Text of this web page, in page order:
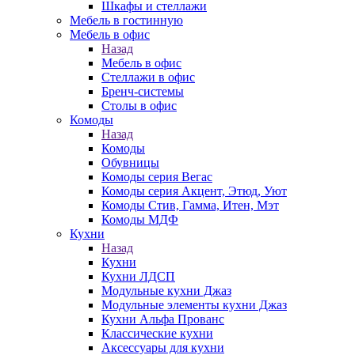
Шкафы и стеллажи
Мебель в гостинную
Мебель в офис
Назад
Мебель в офис
Стеллажи в офис
Бренч-системы
Столы в офис
Комоды
Назад
Комоды
Обувницы
Комоды серия Вегас
Комоды серия Акцент, Этюд, Уют
Комоды Стив, Гамма, Итен, Мэт
Комоды МДФ
Кухни
Назад
Кухни
Кухни ЛДСП
Модульные кухни Джаз
Модульные элементы кухни Джаз
Кухни Альфа Прованс
Классические кухни
Аксессуары для кухни